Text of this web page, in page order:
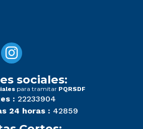
sociales:
para tramitar PQRSDF
: 22233904
24 horas : 42859